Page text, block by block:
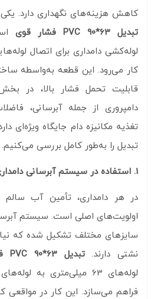
کاهش هزینه‌های نگهداری دارد. یکی
تبدیل 63*90 PVC فشار قوی
لوله‌کشی دامداری‌ برای اتصال
کار می‌رود. این قطعه به‌واسطه
قابلیت تحمل فشار بالا، در
دامپروری از جمله آبرسانی،
تغذیه مکانیزه دام جایگاه ویژه‌ای
تبدیل را به‌طور کامل بررسی می‌کنیم.
1. استفاده در سیستم آبرسانی دامداری
در هر دامداری، تأمین آب سالم
اولویت‌های اصلی است. سیستم
سایزهای مختلف تشکیل شده که
نشتی دارند.تبدیل 63*90 PVC فشار قوی
فراهم می‌سازد. این کار در مواقعی